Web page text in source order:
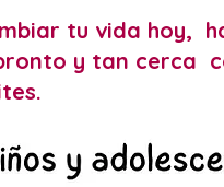
tu vida hoy,
y tan cerca